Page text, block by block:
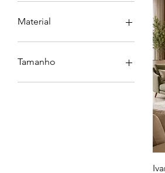
Material
canvas
poster
Tamanho
100x150